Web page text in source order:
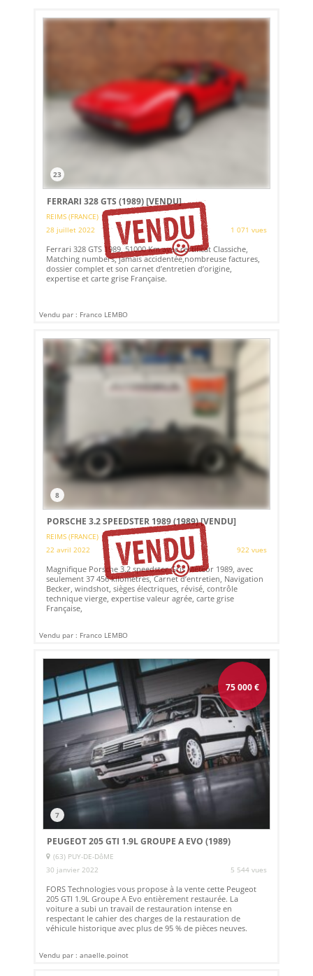
23
FERRARI 328 GTS (1989)[VENDU]
REIMS (FRANCE)
28 juillet 2022
1 071 vues
Ferrari 328 GTS 1989, 51000 Km avec certificat Classiche,
Matching numbers, jamais accidentée,nombreuse factures,
dossier complet et son carnet d’entretien d’origine,
expertise et carte grise Française.
Vendu par : Franco LEMBO
8
PORSCHE 3.2 SPEEDSTER 1989 (1989)[VENDU]
REIMS (FRANCE)
22 avril 2022
922 vues
Magnifique Porsche 3.2 speedster Gris Météor 1989, avec
seulement 37 456 kilomètres, Carnet d’entretien, Navigation
Becker, windshot, sièges électriques, révisé, contrôle
technique vierge, expertise valeur agrée, carte grise
Française,
Vendu par : Franco LEMBO
75 000€
7
PEUGEOT 205 GTI 1.9L GROUPE A EVO (1989)
(63) PUY-DE-DôME
30 janvier 2022
5 544 vues
FORS Technologies vous propose à la vente cette Peugeot
205 GTI 1.9L Groupe A Evo entièrement restaurée. La
voiture a subi un travail de restauration intense en
respectant le cahier des charges de la restauration de
véhicule historique avec plus de 95 % de pièces neuves.
Vendu par : anaelle.poinot